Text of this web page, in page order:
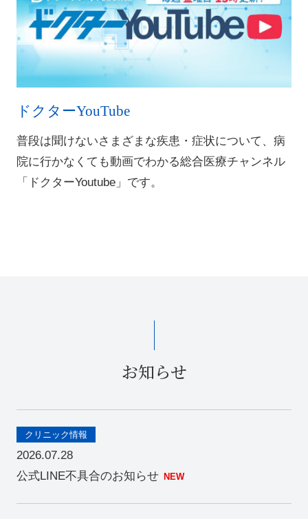
ドクターYouTube
普段は聞けないさまざまな疾患・症状について、病
院に行かなくても動画でわかる総合医療チャンネル
「ドクターYoutube」です。
お知らせ
クリニック情報
2026.07.28
公式LINE不具合のお知らせ